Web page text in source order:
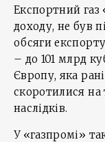
Експортний
доходу, не був
обсяги
– до 101 млрд
Європу, яка
скоротилися
наслідків.
У «газпромі»